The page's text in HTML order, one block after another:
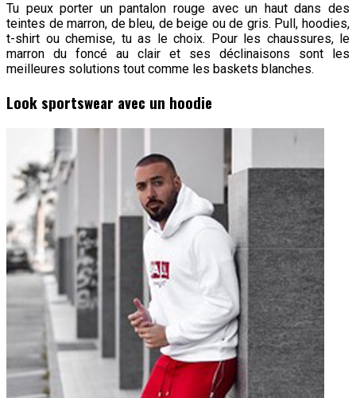
Tu peux porter un pantalon rouge avec un haut dans des
teintes de marron, de bleu, de beige ou de gris. Pull, hoodies,
t-shirt ou chemise, tu as le choix. Pour les chaussures, le
marron du foncé au clair et ses déclinaisons sont les
meilleures solutions tout comme les baskets blanches.
Look sportswear avec un hoodie